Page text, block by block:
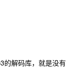
的解码库，就是没有